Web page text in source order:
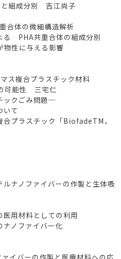
組成分別 吉江尚子
合体の微細構造解析
PHA共重合体の組成分別
性に与える影響
ス複合プラスチック材料
可能性 三宅仁
クごみ問題─
て
プラスチック「BiofadeTM，
ナノファイバーの作製と生体吸
用材料としての利用
ノファイバー化